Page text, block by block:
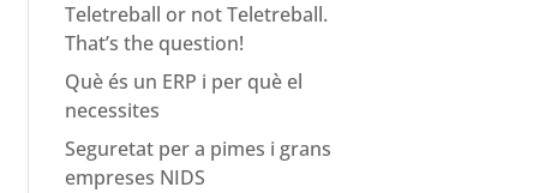
Teletreball or not Teletreball.
That’s the question!
Què és un ERP i per què el
necessites
Seguretat per a pimes i grans
empreses NIDS